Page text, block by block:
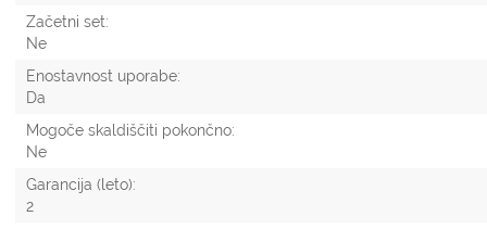
Začetni set:
Ne
Enostavnost uporabe:
Da
Mogoče skaldiščiti pokončno:
Ne
Garancija (leto):
2